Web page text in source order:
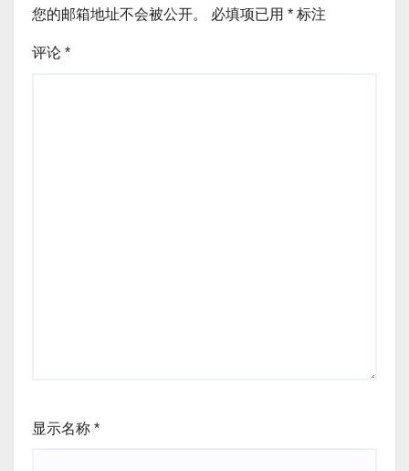
您的邮箱地址不会被公开。 必填项已用 * 标注
评论 *
显示名称 *